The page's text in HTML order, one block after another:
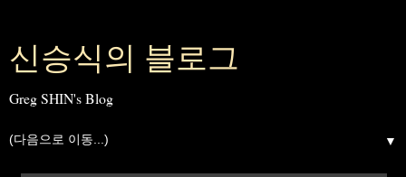
신승식의 블로그
Greg SHIN's Blog
▼